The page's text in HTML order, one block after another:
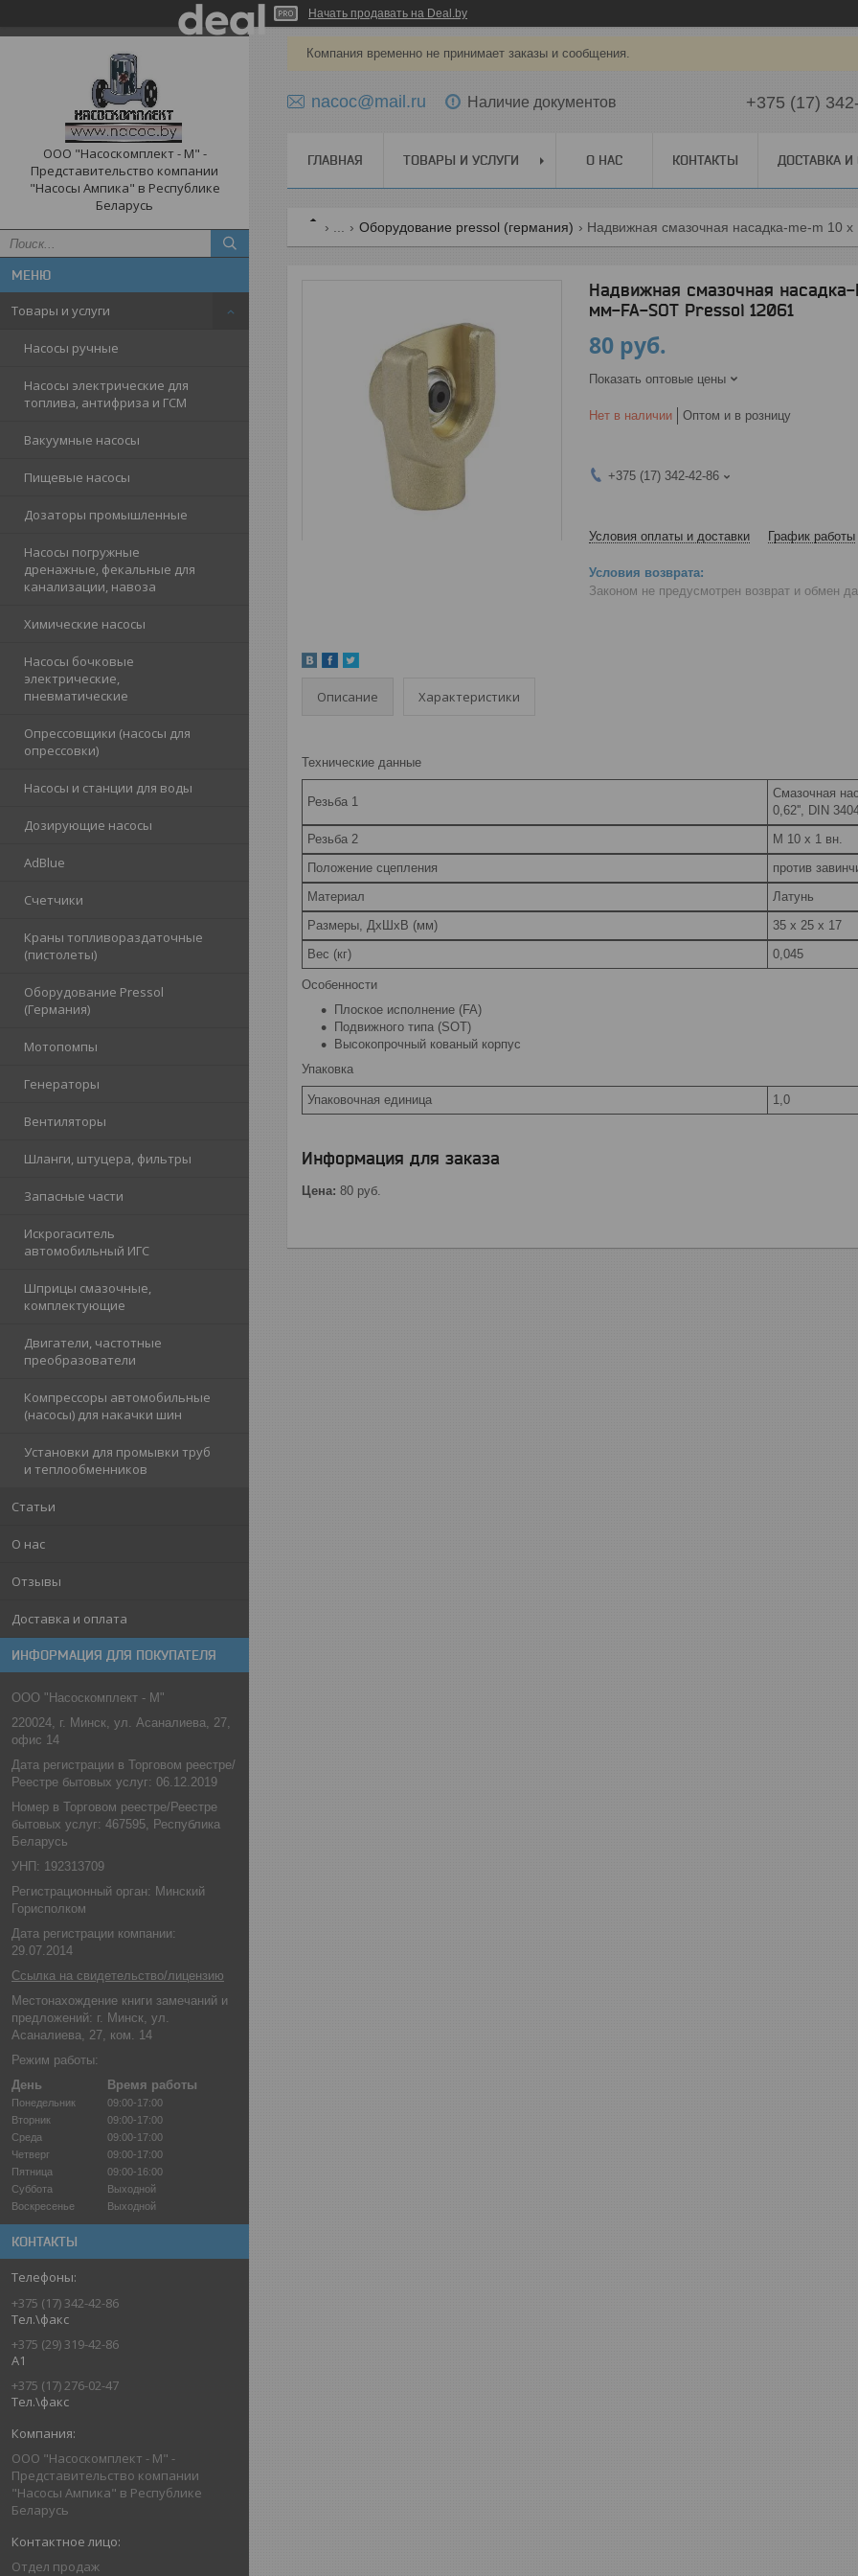
Начать продавать на Deal.by
ООО "Насоскомплект - М" -
Представительство компании
"Насосы Ампика" в Республике
Беларусь
Товары и услуги
Насосы ручные
Насосы электрические для
топлива, антифриза и ГСМ
Вакуумные насосы
Пищевые насосы
Дозаторы промышленные
Насосы погружные
дренажные, фекальные для
канализации, навоза
Химические насосы
Насосы бочковые
электрические,
пневматические
Опрессовщики (насосы для
опрессовки)
Насосы и станции для воды
Дозирующие насосы
AdBlue
Счетчики
Краны топливораздаточные
(пистолеты)
Оборудование Pressol
(Германия)
Мотопомпы
Генераторы
Вентиляторы
Шланги, штуцера, фильтры
Запасные части
Искрогаситель
автомобильный ИГС
Шприцы смазочные,
комплектующие
Двигатели, частотные
преобразователи
Компрессоры автомобильные
(насосы) для накачки шин
Установки для промывки труб
и теплообменников
Статьи
О нас
Отзывы
Доставка и оплата
ИНФОРМАЦИЯ ДЛЯ ПОКУПАТЕЛЯ
ООО "Насоскомплект - М"
220024, г. Минск, ул. Асаналиева, 27,
офис 14
Дата регистрации в Торговом реестре/
Реестре бытовых услуг: 06.12.2019
Номер в Торговом реестре/Реестре
бытовых услуг: 467595, Республика
Беларусь
УНП: 192313709
Регистрационный орган: Минский
Горисполком
Дата регистрации компании:
29.07.2014
Ссылка на свидетельство/лицензию
Местонахождение книги замечаний и
предложений: г. Минск, ул.
Асаналиева, 27, ком. 14
Режим работы:
День
Время работы
Понедельник
09:00-17:00
Вторник
09:00-17:00
Среда
09:00-17:00
Четверг
09:00-17:00
Пятница
09:00-16:00
Суббота
Выходной
Воскресенье
Выходной
КОНТАКТЫ
+375 (17) 342-42-86
Тел.\факс
+375 (29) 319-42-86
A1
+375 (17) 276-02-47
Тел.\факс
ООО "Насоскомплект - М" -
Представительство компании
"Насосы Ампика" в Республике
Беларусь
Отдел продаж
Компания временно не принимает заказы и сообщения.
nacoc@mail.ru Наличие документов +375 (17)
ГЛАВНАЯ ТОВАРЫ И УСЛУГИ О НАС КОНТАКТЫ ДОСТАВКА И
Оборудование pressol (германия) Надвижная смазочная насадка-me-m 10
Надвижная смазочная
мм-FA-SOT Pressol 12061
80 руб.
Показать оптовые цены
Нет в наличии Оптом и в розницу
+375 (17) 342-42-86
Условия оплаты и доставки График работы
Законом не предусмотрен возврат и обмен
Описание Характеристики
Технические данные
Резьба 1
Смазочная
0,62'', DIN
Резьба 2
M 10 x 1 вн.
Положение сцепления
против
Материал
Латунь
Размеры, ДхШхВ (мм)
35 x 25 x 17
Вес (кг)
0,045
Особенности
Плоское исполнение (FA)
Подвижного типа (SOT)
Высокопрочный кованый корпус
Упаковка
Упаковочная единица 1,0
Информация для заказа
Цена: 80 руб.